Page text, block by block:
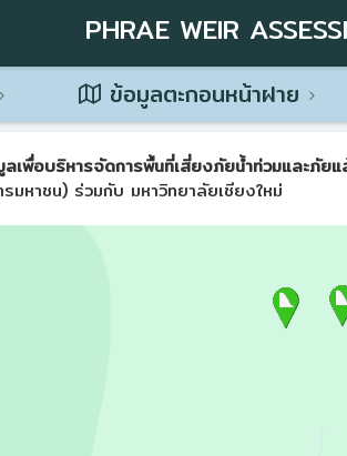
PHRAE WEIR
ข้อมูลตะกอนหน้าฝาย
เพื่อบริหารจัดการพื้นที่เสี่ยงภัยน้ำท่วมและภั
หาชน) ร่วมกับ มหาวิทยาลัยเชียงใหม่